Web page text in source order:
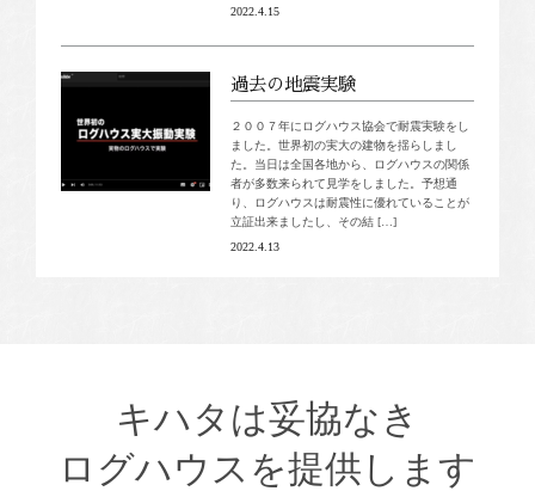
2022.4.15
過去の地震実験
２００７年にログハウス協会で耐震実験をし
ました。世界初の実大の建物を揺らしまし
た。当日は全国各地から、ログハウスの関係
者が多数来られて見学をしました。予想通
り、ログハウスは耐震性に優れていることが
立証出来ましたし、その結 […]
2022.4.13
キハタは妥協なき
ログハウスを提供します